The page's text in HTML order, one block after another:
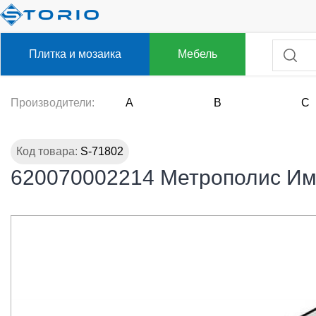
Плитка и мозаика Мебель
Производители: A B C
Код товара: S-71802
620070002214 Метрополис